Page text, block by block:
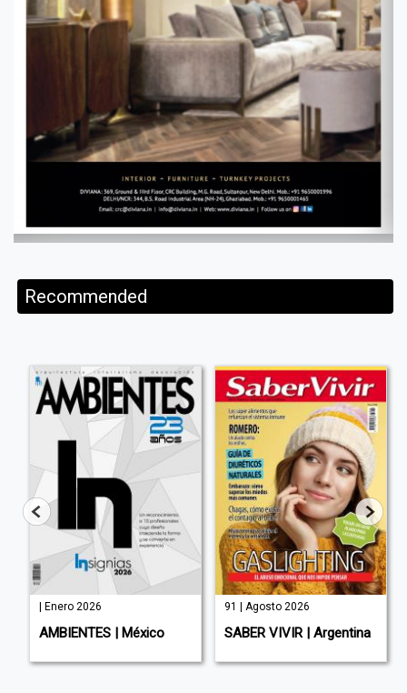
Recommended
| Enero 2026
AMBIENTES | México
91 | Agosto 2026
SABER VIVIR | Argentina